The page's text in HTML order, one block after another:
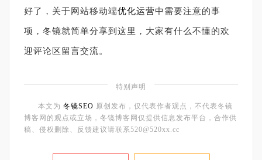
好了，关于网站移动端优化运营中需要注意的事
项，冬镜就简单分享到这里，大家有什么不懂的欢
迎评论区留言交流。
特别声明
本文为 冬镜SEO 原创发布，仅代表作者观点，不代表冬镜
博客网的观点或立场，冬镜博客网仅提供信息发布平台，合作供
稿、侵权删除、反馈建议请联系520@520xx.cc